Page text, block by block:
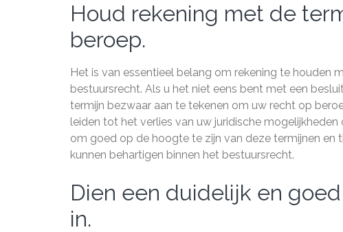
Houd rekening met de
beroep.
Het is van essentieel belang om rekening te houden
bestuursrecht. Als u het niet eens bent met een
termijn bezwaar aan te tekenen om uw recht op
leiden tot het verlies van uw juridische
om goed op de hoogte te zijn van deze termijnen
kunnen behartigen binnen het bestuursrecht.
Dien een duidelijk en
in.